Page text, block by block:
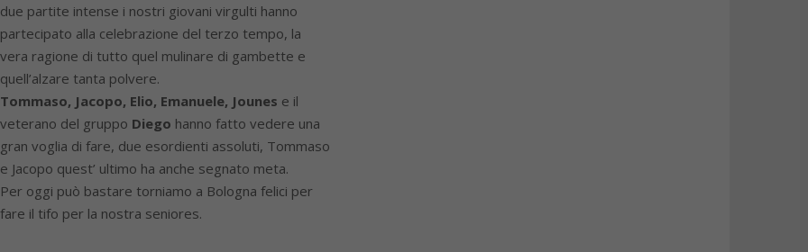
due partite intense i nostri giovani virgulti hanno
partecipato alla celebrazione del terzo tempo, la
vera ragione di tutto quel mulinare di gambette e
quell’alzare tanta polvere.
Tommaso, Jacopo, Elio, Emanuele, Jounes e il
veterano del gruppo Diego hanno fatto vedere una
gran voglia di fare, due esordienti assoluti, Tommaso
e Jacopo quest’ ultimo ha anche segnato meta.
Per oggi può bastare torniamo a Bologna felici per
fare il tifo per la nostra seniores.